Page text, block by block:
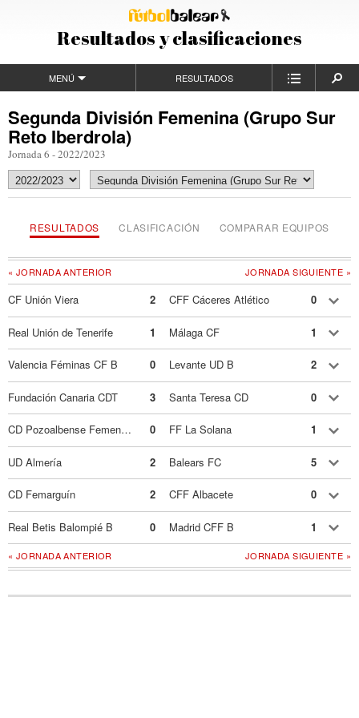
Resultados y clasificaciones
MENÚ RESULTADOS
Segunda División Femenina (Grupo Sur
Reto Iberdrola)
Jornada 6 - 2022/2023
RESULTADOS CLASIFICACIÓN COMPARAR EQUIPOS
JORNADA SIGUIENTE »
« JORNADA ANTERIOR
CF Unión Viera 2 CFF Cáceres Atlético 0
Real Unión de Tenerife 1 Málaga CF 1
Valencia Féminas CF B 0 Levante UD B 2
Fundación Canaria CDT 3 Santa Teresa CD 0
CD Pozoalbense Femenino 0 FF La Solana 1
UD Almería 2 Balears FC 5
CD Femarguín 2 CFF Albacete 0
Real Betis Balompié B 0 Madrid CFF B 1
JORNADA SIGUIENTE »
« JORNADA ANTERIOR